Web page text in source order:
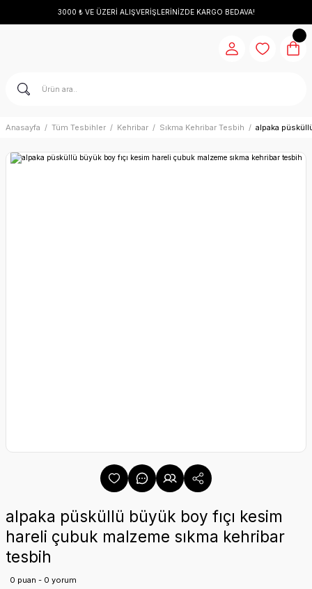
3000 ₺ VE ÜZERİ ALIŞVERİŞLERİNİZDE KARGO BEDAVA!
Anasayfa Tüm Tesbihler Kehribar Sıkma Kehribar Tesbih alpaka
alpaka püsküllü büyük boy fıçı kesim
hareli çubuk malzeme sıkma kehribar
tesbih
0 puan - 0 yorum